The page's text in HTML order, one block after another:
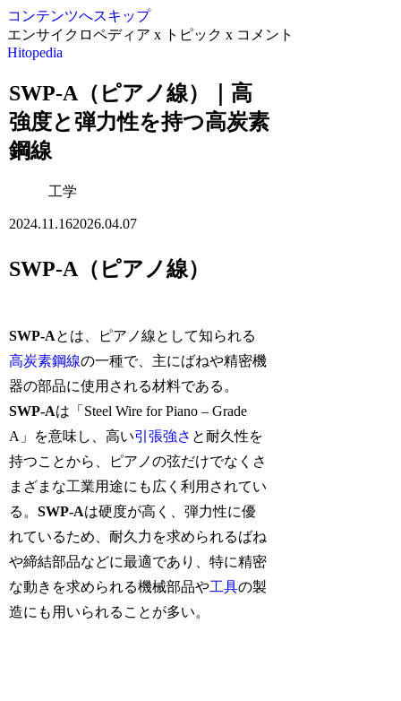
コンテンツへスキップ
エンサイクロペディア x トピック x コメント
Hitopedia
SWP-A（ピアノ線）｜高
強度と弾力性を持つ高炭素
鋼線
工学
2024.11.162026.04.07
SWP-A（ピアノ線）
SWP-Aとは、ピアノ線として知られる
高炭素鋼線の一種で、主にばねや精密機
器の部品に使用される材料である。
SWP-Aは「Steel Wire for Piano – Grade
A」を意味し、高い引張強さ と耐久性を
持つことから、ピアノの弦だけでなくさ
まざまな工業用途にも広く利用されてい
る。SWP-Aは硬度が高く、弾力性に優
れているため、耐久力を求められるばね
や締結部品などに最適であり、特に精密
な動きを求められる機械部品や工具の製
造にも用いられることが多い。